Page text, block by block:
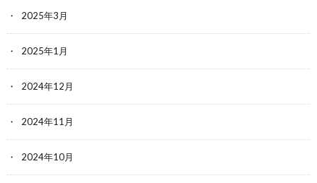
2025年3月
2025年1月
2024年12月
2024年11月
2024年10月